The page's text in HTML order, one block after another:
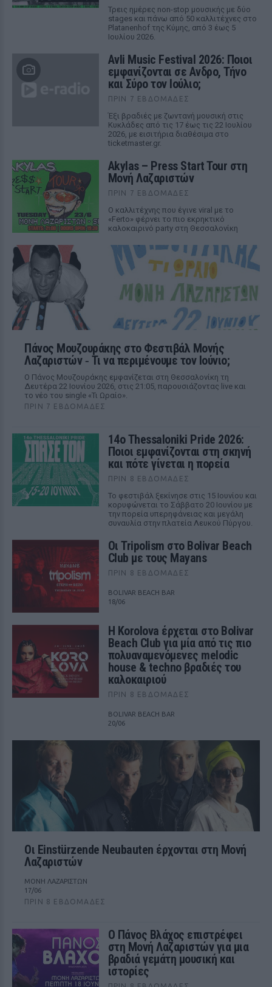
Τρεις ημέρες non-stop μουσικής με δύο
stages και πάνω από 50 καλλιτέχνες στο
Platanenhof της Κύμης, από 3 έως 5
Ιουλίου 2026.
Avli Music Festival 2026: Ποιοι
εμφανίζονται σε Ανδρο, Τήνο
και Σύρο τον Ιούλιο;
ΠΡΙΝ 7 ΕΒΔΟΜΆΔΕΣ
Έξι βραδιές με ζωντανή μουσική στις
Κυκλάδες από τις 17 έως τις 22 Ιουλίου
2026, με εισιτήρια διαθέσιμα στο
ticketmaster.gr.
Akylas – Press Start Tour στη
Μονή Λαζαριστών
ΠΡΙΝ 7 ΕΒΔΟΜΆΔΕΣ
Ο καλλιτέχνης που έγινε viral με το
«Ferto» φέρνει το πιο εκρηκτικό
καλοκαιρινό party στη Θεσσαλονίκη
Πάνος Μουζουράκης στο Φεστιβάλ Μονής
Λαζαριστών ‑ Τι να περιμένουμε τον Ιούνιο;
Ο Πάνος Μουζουράκης εμφανίζεται στη Θεσσαλονίκη τη
Δευτέρα 22 Ιουνίου 2026, στις 21:05, παρουσιάζοντας live και
το νέο του single «Τι Ωραίο».
ΠΡΙΝ 7 ΕΒΔΟΜΆΔΕΣ
14ο Thessaloniki Pride 2026:
Ποιοι εμφανίζονται στη σκηνή
και πότε γίνεται η πορεία
ΠΡΙΝ 8 ΕΒΔΟΜΆΔΕΣ
Το φεστιβάλ ξεκίνησε στις 15 Ιουνίου και
κορυφώνεται το Σάββατο 20 Ιουνίου με
την πορεία υπερηφάνειας και μεγάλη
συναυλία στην πλατεία Λευκού Πύργου.
Οι Tripolism στο Bolivar Beach
Club με τους Mayans
ΠΡΙΝ 8 ΕΒΔΟΜΆΔΕΣ
BOLIVAR BEACH BAR
18/06
Η Korolova έρχεται στο Bolivar
Beach Club για μία από τις πιο
πολυαναμενόμενες melodic
house & techno βραδιές του
καλοκαιριού
ΠΡΙΝ 8 ΕΒΔΟΜΆΔΕΣ
BOLIVAR BEACH BAR
20/06
Οι Einstürzende Neubauten έρχονται στη Μονή
Λαζαριστών
ΜΟΝΗ ΛΑΖΑΡΙΣΤΩΝ
17/06
ΠΡΙΝ 8 ΕΒΔΟΜΆΔΕΣ
Ο Πάνος Βλάχος επιστρέφει
στη Μονή Λαζαριστών για μια
βραδιά γεμάτη μουσική και
ιστορίες